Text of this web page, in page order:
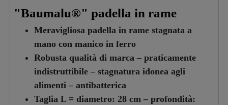
"Baumalu®" padella in rame
Meravigliosa padella in rame stagnata a
mano con manico in ferro
Robusta qualità di marca – praticamente
indistruttibile – stagnatura idonea agli
alimenti – antibatterica
Taglia L = diametro: 28 cm – profondità: